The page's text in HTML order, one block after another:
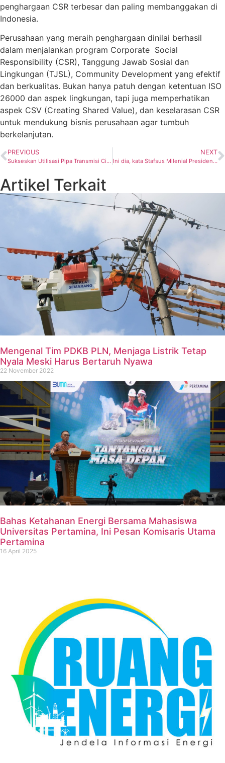
penghargaan CSR terbesar dan paling membanggakan di
Indonesia.
Perusahaan yang meraih penghargaan dinilai berhasil
dalam menjalankan program Corporate Social
Responsibility (CSR), Tanggung Jawab Sosial dan
Lingkungan (TJSL), Community Development yang efektif
dan berkualitas. Bukan hanya patuh dengan ketentuan ISO
26000 dan aspek lingkungan, tapi juga memperhatikan
aspek CSV (Creating Shared Value), dan keselarasan CSR
untuk mendukung bisnis perusahaan agar tumbuh
berkelanjutan.
PREVIOUS
Sukseskan Utilisasi Pipa Transmisi Cisem, PGN SHG Pertamina Komitmen Selesaikan Pipa Distribusi Gas ke KIT Batang Tepat Waktu
NEXT
Ini dia, kata Stafsus Milenial Presiden Soal Industri Hulu Migas
Artikel Terkait
Mengenal Tim PDKB PLN, Menjaga Listrik Tetap
Nyala Meski Harus Bertaruh Nyawa
22 November 2022
Bahas Ketahanan Energi Bersama Mahasiswa
Universitas Pertamina, Ini Pesan Komisaris Utama
Pertamina
16 April 2025